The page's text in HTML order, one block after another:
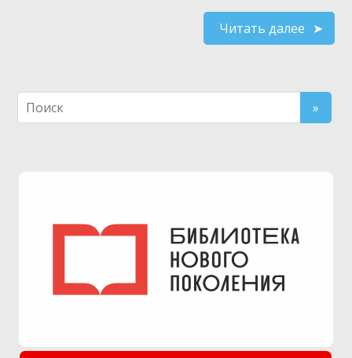
Читать далее